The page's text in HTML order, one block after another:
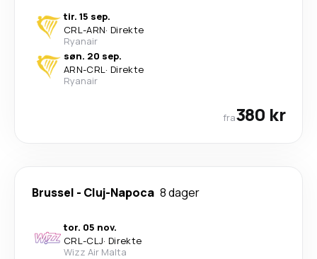
tir. 15 sep.
CRL-ARN· Direkte
Ryanair
søn. 20 sep.
ARN-CRL· Direkte
Ryanair
fra380 kr
Brussel - Cluj-Napoca 8 dager
tor. 05 nov.
CRL-CLJ· Direkte
Wizz Air Malta